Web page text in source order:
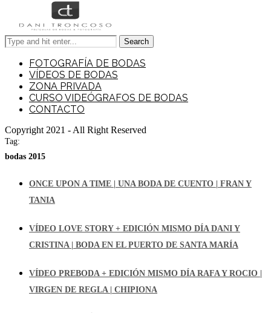
Search
FOTOGRAFÍA DE BODAS
VÍDEOS DE BODAS
ZONA PRIVADA
CURSO VIDEÓGRAFOS DE BODAS
CONTACTO
Copyright 2021 - All Right Reserved
Tag:
bodas 2015
ONCE UPON A TIME | UNA BODA DE CUENTO | FRAN Y
TANIA
VÍDEO LOVE STORY + EDICIÓN MISMO DÍA DANI Y
CRISTINA | BODA EN EL PUERTO DE SANTA MARÍA
VÍDEO PREBODA + EDICIÓN MISMO DÍA RAFA Y ROCIO |
VIRGEN DE REGLA | CHIPIONA